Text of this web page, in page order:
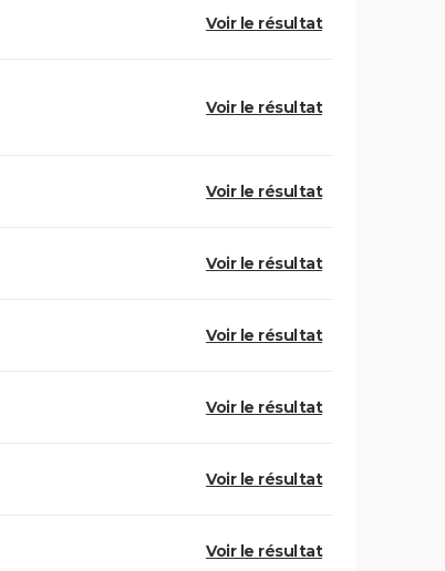
Voir le résultat
Voir le résultat
Voir le résultat
Voir le résultat
Voir le résultat
Voir le résultat
Voir le résultat
Voir le résultat